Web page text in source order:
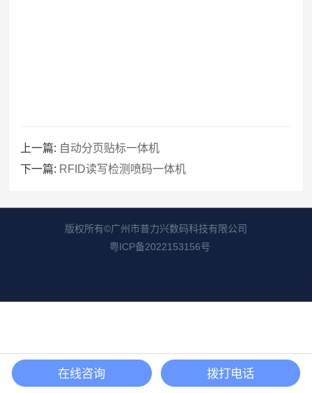
上一篇: 自动分页贴标一体机
下一篇: RFID读写检测喷码一体机
版权所有©广州市普力兴数码科技有限公司
粤ICP备2022153156号
在线咨询 拨打电话